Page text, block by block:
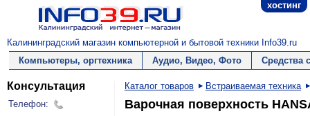
хостинг
Калининградский магазин компьютерной и бытовой техники Info39.ru
Компьютеры, оргтехника
Аудио, Видео, Фото Средства
Консультация
Телефон:
Каталог товаров Встраиваемая техника
Варочная поверхность